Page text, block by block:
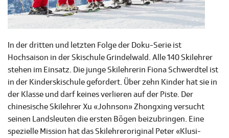
In der dritten und letzten Folge der Doku-Serie ist
Hochsaison in der Skischule Grindelwald. Alle 140 Skilehrer
stehen im Einsatz. Die junge Skilehrerin Fiona Schwerdtel ist
in der Kinderskischule gefordert. Über zehn Kinder hat sie in
der Klasse und darf keines verlieren auf der Piste. Der
chinesische Skilehrer Xu «Johnson» Zhongxing versucht
seinen Landsleuten die ersten Bögen beizubringen. Eine
spezielle Mission hat das Skilehreroriginal Peter «Klusi-